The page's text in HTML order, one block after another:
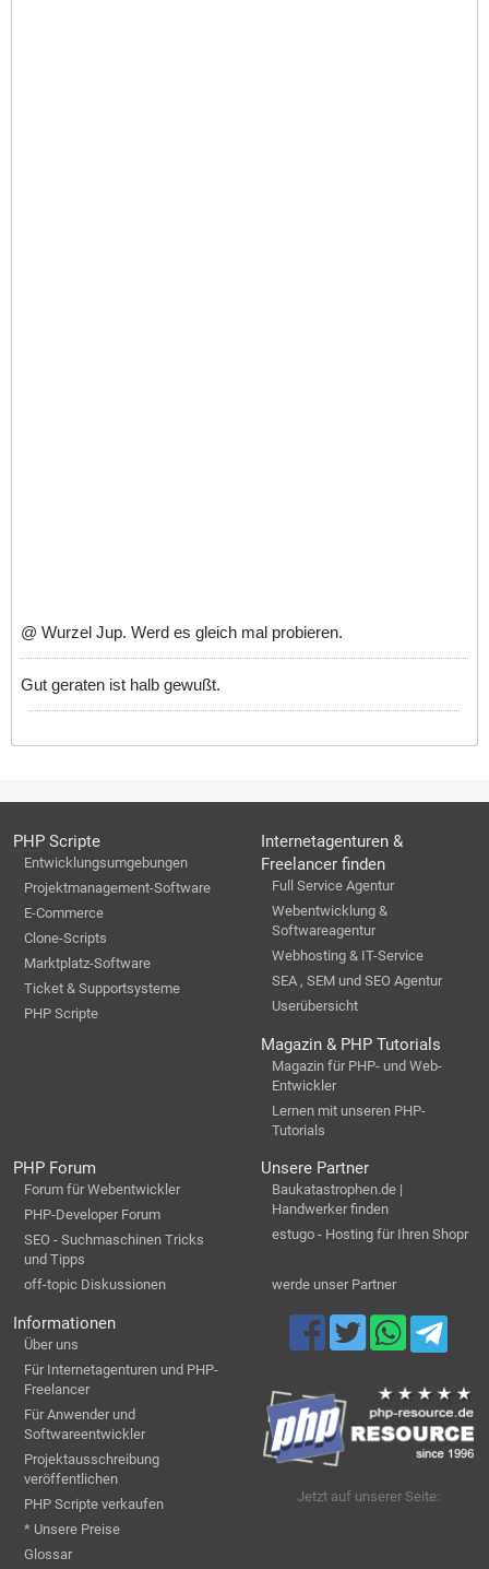
@ Wurzel Jup. Werd es gleich mal probieren.
Gut geraten ist halb gewußt.
PHP Scripte
Entwicklungsumgebungen
Projektmanagement-Software
E-Commerce
Clone-Scripts
Marktplatz-Software
Ticket & Supportsysteme
PHP Scripte
Internetagenturen &
Freelancer finden
Full Service Agentur
Webentwicklung &
Softwareagentur
Webhosting & IT-Service
SEA , SEM und SEO Agentur
Userübersicht
Magazin & PHP Tutorials
Magazin für PHP- und Web-
Entwickler
Lernen mit unseren PHP-
Tutorials
PHP Forum
Forum für Webentwickler
PHP-Developer Forum
SEO - Suchmaschinen Tricks
und Tipps
off-topic Diskussionen
Unsere Partner
Baukatastrophen.de |
Handwerker finden
estugo - Hosting für Ihren Shopr
werde unser Partner
Informationen
Über uns
Für Internetagenturen und PHP-
Freelancer
Für Anwender und
Softwareentwickler
Projektausschreibung
veröffentlichen
PHP Scripte verkaufen
* Unsere Preise
Glossar
Jetzt auf unserer Seite: